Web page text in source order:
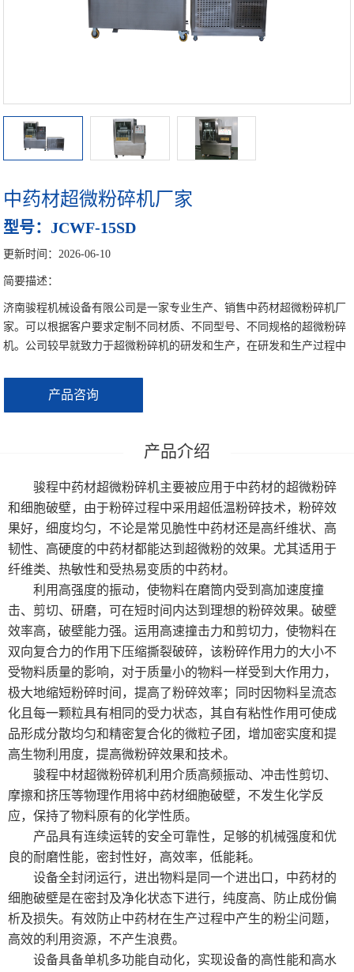
多功能粉碎机
中药磨粉机
中药超细打粉机
小型超微粉碎机系列
中型超微粉碎机系列
大型超微粉碎机系列
制冷机
中药材超微粉碎机厂家
型号：JCWF-15SD
更新时间：2026-06-10
简要描述：
济南骏程机械设备有限公司是一家专业生产、销售中药材超微粉碎机厂
家。可以根据客户要求定制不同材质、不同型号、不同规格的超微粉碎
机。公司较早就致力于超微粉碎机的研发和生产，在研发和生产过程中
产品咨询
骏程中药材超微粉碎机主要被应用于中药材的超微粉碎
和细胞破壁，由于粉碎过程中采用超低温粉碎技术，粉碎效
果好，细度均匀，不论是常见脆性中药材还是高纤维状、高
韧性、高硬度的中药材都能达到超微粉的效果。尤其适用于
纤维类、热敏性和受热易变质的中药材。
利用高强度的振动，使物料在磨筒内受到高加速度撞
击、剪切、研磨，可在短时间内达到理想的粉碎效果。破壁
效率高，破壁能力强。运用高速撞击力和剪切力，使物料在
双向复合力的作用下压缩撕裂破碎，该粉碎作用力的大小不
受物料质量的影响，对于质量小的物料一样受到大作用力，
极大地缩短粉碎时间，提高了粉碎效率；同时因物料呈流态
化且每一颗粒具有相同的受力状态，其自有粘性作用可使成
品形成分散均匀和精密复合化的微粒子团，增加密实度和提
高生物利用度，提高微粉碎效果和技术。
骏程中材超微粉碎机利用介质高频振动、冲击性剪切、
摩擦和挤压等物理作用将中药材细胞破壁，不发生化学反
应，保持了物料原有的化学性质。
产品具有连续运转的安全可靠性，足够的机械强度和优
良的耐磨性能，密封性好，高效率，低能耗。
设备全封闭运行，进出物料是同一个进出口，中药材的
细胞破壁是在密封及净化状态下进行，纯度高、防止成份偏
析及损失。有效防止中药材在生产过程中产生的粉尘问题，
高效的利用资源，不产生浪费。
设备具备单机多功能自动化，实现设备的高性能和高水